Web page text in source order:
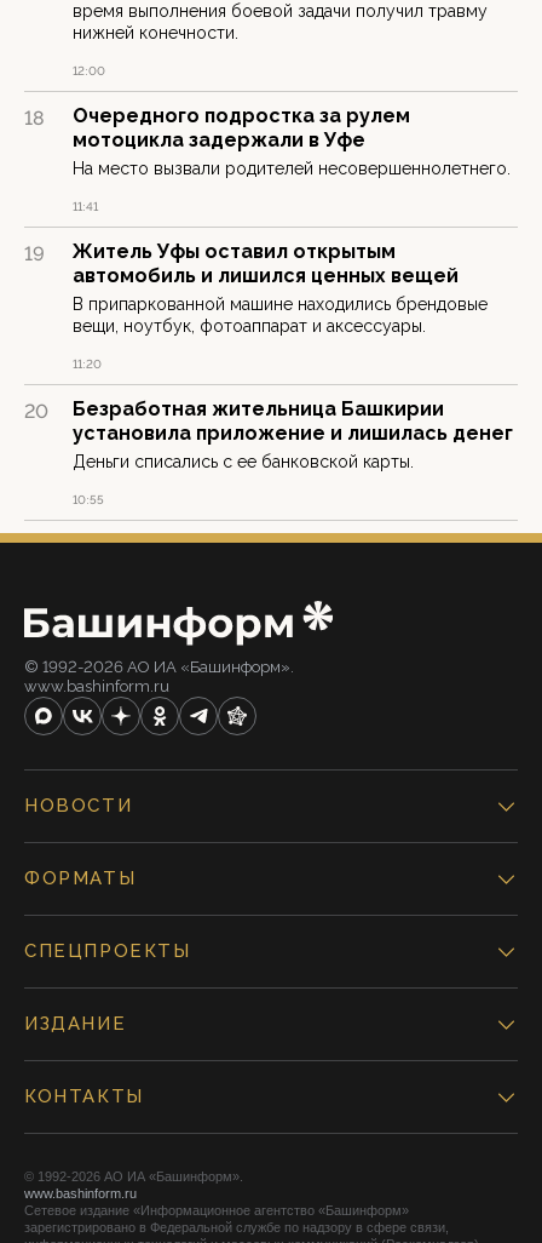
время выполнения боевой задачи получил травму
нижней конечности.
12:00
18
Очередного подростка за рулем
мотоцикла задержали в Уфе
На место вызвали родителей несовершеннолетнего.
11:41
19
Житель Уфы оставил открытым
автомобиль и лишился ценных вещей
В припаркованной машине находились брендовые
вещи, ноутбук, фотоаппарат и аксессуары.
11:20
20
Безработная жительница Башкирии
установила приложение и лишилась денег
Деньги списались с ее банковской карты.
10:55
© 1992-2026 АО ИА «Башинформ».
www.bashinform.ru
НОВОСТИ
ФОРМАТЫ
СПЕЦПРОЕКТЫ
ИЗДАНИЕ
КОНТАКТЫ
© 1992-2026 АО ИА «Башинформ».
www.bashinform.ru
Сетевое издание «Информационное агентство «Башинформ»
зарегистрировано в Федеральной службе по надзору в сфере связи,